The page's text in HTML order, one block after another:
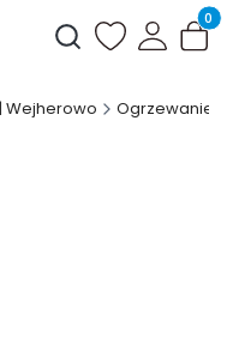
Otwórz
Wejherowo Ogrzewanie